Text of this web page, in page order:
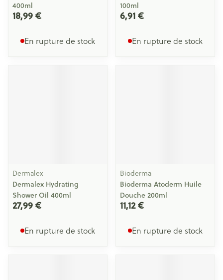
400ml
18,99 €
En rupture de stock
100ml
6,91 €
En rupture de stock
Dermalex
Dermalex Hydrating
Shower Oil 400ml
27,99 €
En rupture de stock
Bioderma
Bioderma Atoderm Huile
Douche 200ml
11,12 €
En rupture de stock